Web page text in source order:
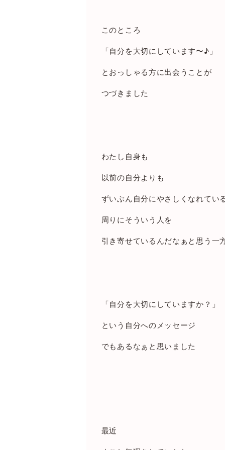
このところ
「自分を大切にしています〜♪ 」
とおっしゃる方に出会うことが
つづきました
わたし自身も
以前の自分よりも
ずいぶん自分にやさしくなれてい
周りにそういう人を
引き寄せているんだなぁと思う一
「自分を大切にしていますか？」
という自分へのメッセージ
でもあるなぁと思いました
最近